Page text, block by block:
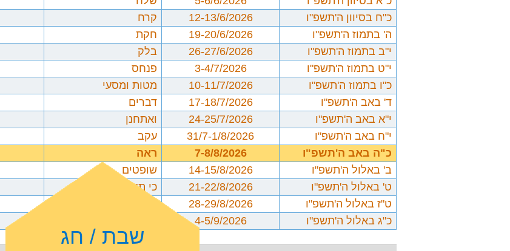
כ"ח בסיוון ה'תשפ"ו
12-13/6/2026 קרח
ה' בתמוז ה'תשפ"ו
19-20/6/2026 חקת
י"ב בתמוז ה'תשפ"ו
26-27/6/2026 בלק
י"ט בתמוז ה'תשפ"ו
3-4/7/2026 פנחס
כ"ו בתמוז ה'תשפ"ו
10-11/7/2026 מטות ומסעי
ד' באב ה'תשפ"ו
17-18/7/2026 דברים
י"א באב ה'תשפ"ו
24-25/7/2026 ואתחנן
י"ח באב ה'תשפ"ו
31/7-1/8/2026 עקב
כ"ה באב ה'תשפ"ו
7-8/8/2026 ראה
ב' באלול ה'תשפ"ו
14-15/8/2026 שופטים
ט' באלול ה'תשפ"ו
21-22/8/2026 כי תצא
ט"ז באלול ה'תשפ"ו
28-29/8/2026
כ"ג באלול ה'תשפ"ו
4-5/9/2026
שבת / חג